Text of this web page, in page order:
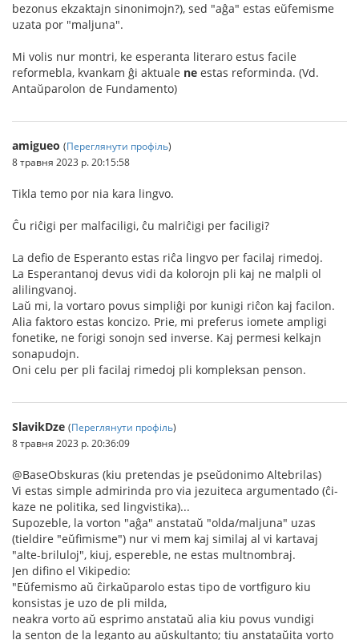
bezonus ekzaktajn sinonimojn?), sed "aĝa" estas eŭfemisme
uzata por "maljuna".
Mi volis nur montri, ke esperanta literaro estus facile
reformebla, kvankam ĝi aktuale ne estas reforminda. (Vd.
Antaŭparolon de Fundamento)
amigueo (Переглянути профіль)
8 травня 2023 р. 20:15:58
Tikla temo por nia kara lingvo.
Ĉu riĉigi per malfaciligi, ĉu malriĉigi per faciligi?
La defio de Esperanto estas riĉa lingvo per facilaj rimedoj.
La Esperantanoj devus vidi da kolorojn pli kaj ne malpli ol
alilingvanoj.
Laŭ mi, la vortaro povus simpliĝi por kunigi riĉon kaj facilon.
Alia faktoro estas koncizo. Prie, mi preferus iomete ampligi
fonetike, ne forigi sonojn sed inverse. Kaj permesi kelkajn
sonapudojn.
Oni celu per pli facilaj rimedoj pli kompleksan penson.
SlavikDze (Переглянути профіль)
8 травня 2023 р. 20:36:09
@BaseObskuras (kiu pretendas je pseŭdonimo Altebrilas)
Vi estas simple admirinda pro via jezuiteca argumentado (ĉi-
kaze ne politika, sed lingvistika)...
Supozeble, la vorton "aĝa" anstataŭ "olda/maljuna" uzas
(tieldire "eŭfimisme") nur vi mem kaj similaj al vi kartavaj
"alte-briluloj", kiuj, espereble, ne estas multnombraj.
Jen difino el Vikipedio:
"Eŭfemismo aŭ ĉirkaŭparolo estas tipo de vortfiguro kiu
konsistas je uzo de pli milda,
neakra vorto aŭ esprimo anstataŭ alia kiu povus vundigi
la senton de la leganto au aŭskultanto; tiu anstataŭita vorto